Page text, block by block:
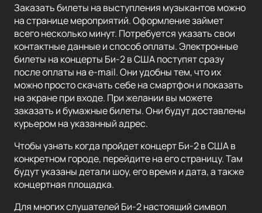
Заказать билеты на выступления музыкантов можно
на странице мероприятий. Оформление займет
всего несколько минут. Потребуется указать свои
контактные данные и способ оплаты. Электронные
билеты на концерты Би-2 в США поступят сразу
после оплаты на e-mail. Они удобны тем, что их
можно просто скачать себе на смартфон и показать
на экране при входе. При желании вы можете
заказать и бумажные билеты. Они будут доставлены
курьером на указанный адрес.
Чтобы узнать когда пройдет концерт Би-2 в США в
конкретном городе, перейдите на его страницу. Там
будут указаны детали шоу, его время и дата, а также
концертная площадка.
Для многих слушателей Би-2 настоящий символ